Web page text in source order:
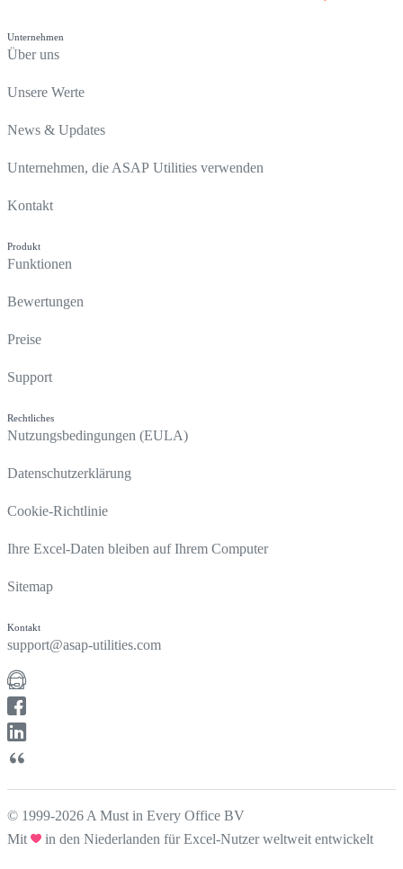
Unternehmen
Über uns
Unsere Werte
News & Updates
Unternehmen, die ASAP Utilities verwenden
Kontakt
Produkt
Funktionen
Bewertungen
Preise
Support
Rechtliches
Nutzungsbedingungen (EULA)
Datenschutzerklärung
Cookie-Richtlinie
Ihre Excel-Daten bleiben auf Ihrem Computer
Sitemap
Kontakt
support@asap-utilities.com
© 1999-2026 A Must in Every Office BV
Mit
in den Niederlanden für Excel-Nutzer weltweit entwickelt